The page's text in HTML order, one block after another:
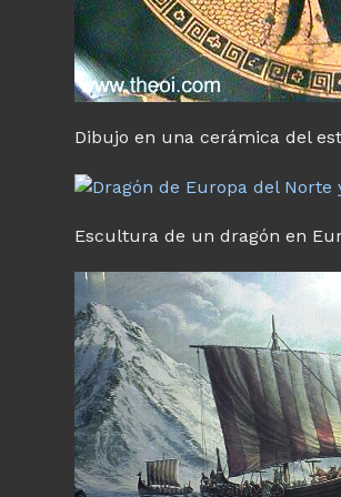
Dibujo en una cerámica del
Escultura de un dragón en